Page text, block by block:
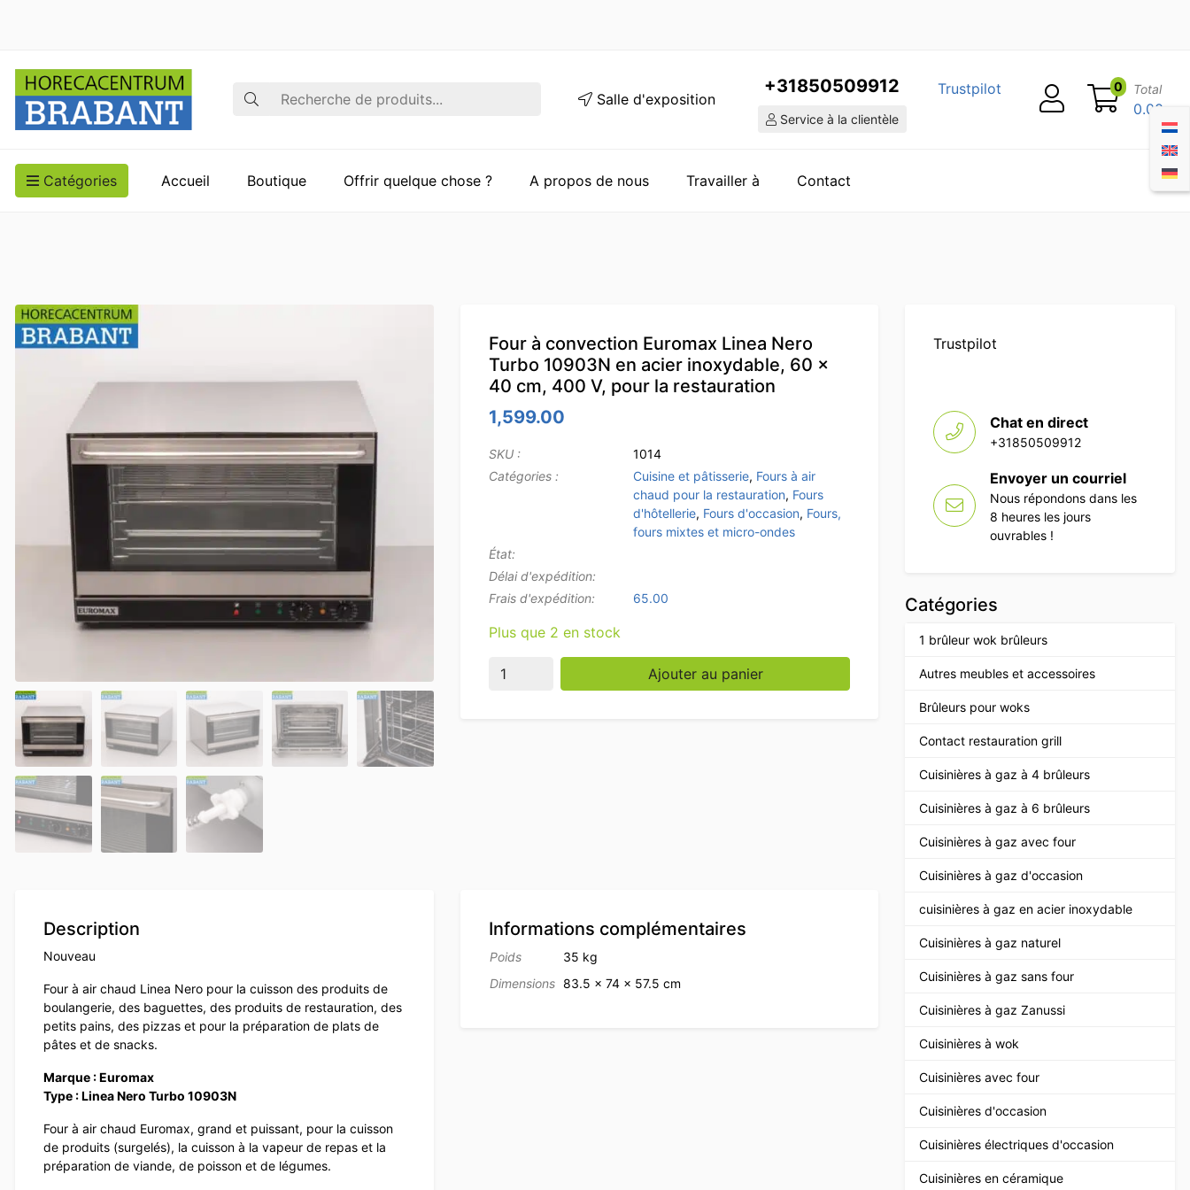
Recherche Salle d'exposition
+31850509912
Service à la clientèle
Trustpilot 0 Total
0.00
Catégories Accueil Boutique Offrir quelque chose ? A propos de nous Travailler à Contact
Four à convection Euromax Linea Nero
Turbo 10903N en acier inoxydable, 60 x
40 cm, 400 V, pour la restauration
1,599.00
SKU :
1014
Catégories :
Cuisine et pâtisserie, Fours à air
chaud pour la restauration, Fours
d'hôtellerie, Fours d'occasion, Fours,
fours mixtes et micro-ondes
État:
Délai d'expédition:
Frais d'expédition:
65.00
Plus que 2 en stock
quantité de Four à convection Euromax Linea Nero Turbo 10903N en acier inoxydable, 60 x 40 cm,
Ajouter au panier
Description
Nouveau
Four à air chaud Linea Nero pour la cuisson des produits de
boulangerie, des baguettes, des produits de restauration, des
petits pains, des pizzas et pour la préparation de plats de
pâtes et de snacks.
Marque : Euromax
Type : Linea Nero Turbo 10903N
Four à air chaud Euromax, grand et puissant, pour la cuisson
de produits (surgelés), la cuisson à la vapeur de repas et la
préparation de viande, de poisson et de légumes.
Informations complémentaires
Poids
35 kg
Dimensions 83.5 × 74 × 57.5 cm
Trustpilot
Chat en direct
+31850509912
Envoyer un courriel
Nous répondons dans les
8 heures les jours
ouvrables !
Catégories
1 brûleur wok brûleurs
Autres meubles et accessoires
Brûleurs pour woks
Contact restauration grill
Cuisinières à gaz à 4 brûleurs
Cuisinières à gaz à 6 brûleurs
Cuisinières à gaz avec four
Cuisinières à gaz d'occasion
cuisinières à gaz en acier inoxydable
Cuisinières à gaz naturel
Cuisinières à gaz sans four
Cuisinières à gaz Zanussi
Cuisinières à wok
Cuisinières avec four
Cuisinières d'occasion
Cuisinières électriques d'occasion
Cuisinières en céramique